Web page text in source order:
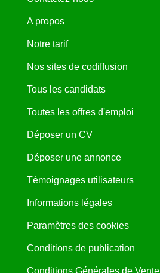
A propos
Notre tarif
Nos sites de codiffusion
Tous les candidats
Toutes les offres d'emploi
Déposer un CV
Déposer une annonce
Témoignages utilisateurs
Informations légales
Paramètres des cookies
Conditions de publication